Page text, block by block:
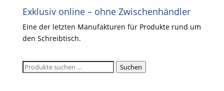
Exklusiv online – ohne Zwischenhändler
Eine der letzten Manufakturen für Produkte rund um
den Schreibtisch.
Suchen
Suchen